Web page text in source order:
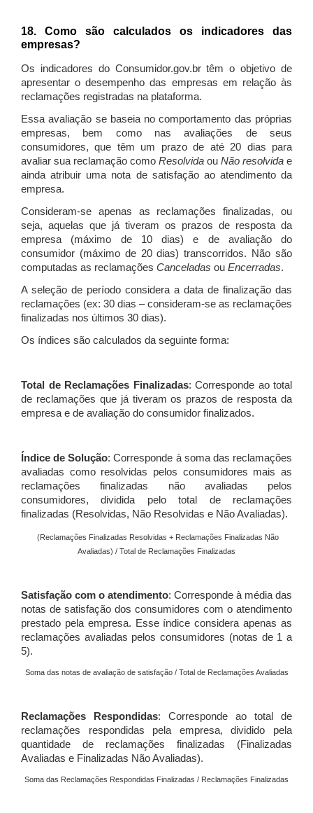
18. Como são calculados os indicadores das
empresas?
Os indicadores do Consumidor.gov.br têm o objetivo de
apresentar o desempenho das empresas em relação às
reclamações registradas na plataforma.
Essa avaliação se baseia no comportamento das próprias
empresas, bem como nas avaliações de seus
consumidores, que têm um prazo de até 20 dias para
avaliar sua reclamação como Resolvida ou Não resolvida e
ainda atribuir uma nota de satisfação ao atendimento da
empresa.
Consideram-se apenas as reclamações finalizadas, ou
seja, aquelas que já tiveram os prazos de resposta da
empresa (máximo de 10 dias) e de avaliação do
consumidor (máximo de 20 dias) transcorridos. Não são
computadas as reclamações Canceladas ou Encerradas.
A seleção de período considera a data de finalização das
reclamações (ex: 30 dias – consideram-se as reclamações
finalizadas nos últimos 30 dias).
Os índices são calculados da seguinte forma:
Total de Reclamações Finalizadas: Corresponde ao total
de reclamações que já tiveram os prazos de resposta da
empresa e de avaliação do consumidor finalizados.
Índice de Solução: Corresponde à soma das reclamações
avaliadas como resolvidas pelos consumidores mais as
reclamações finalizadas não avaliadas pelos
consumidores, dividida pelo total de reclamações
finalizadas (Resolvidas, Não Resolvidas e Não Avaliadas).
(Reclamações Finalizadas Resolvidas + Reclamações Finalizadas Não
Avaliadas) / Total de Reclamações Finalizadas
Satisfação com o atendimento: Corresponde à média das
notas de satisfação dos consumidores com o atendimento
prestado pela empresa. Esse índice considera apenas as
reclamações avaliadas pelos consumidores (notas de 1 a
5).
Soma das notas de avaliação de satisfação / Total de Reclamações Avaliadas
Reclamações Respondidas: Corresponde ao total de
reclamações respondidas pela empresa, dividido pela
quantidade de reclamações finalizadas (Finalizadas
Avaliadas e Finalizadas Não Avaliadas).
Soma das Reclamações Respondidas Finalizadas / Reclamações Finalizadas